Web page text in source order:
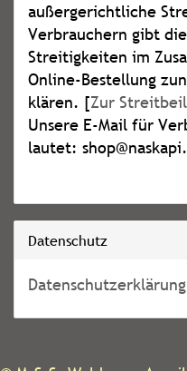
außergerichtliche
Verbrauchern gibt
Streitigkeiten im
Online-Bestellung
klären. [Zur
Unsere E-Mail für
lautet:
Datenschutz
Datenschutzerklärung